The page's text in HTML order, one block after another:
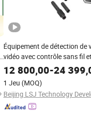
Équipement de détection de
vidéo avec contrôle sans fil
durée de fonctionnement
12 800,00-24
1 Jeu (MOQ)